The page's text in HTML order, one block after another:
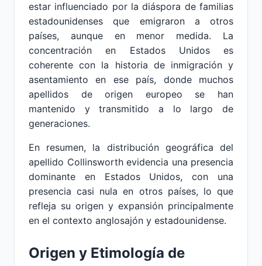
estar influenciado por la diáspora de familias
estadounidenses que emigraron a otros
países, aunque en menor medida. La
concentración en Estados Unidos es
coherente con la historia de inmigración y
asentamiento en ese país, donde muchos
apellidos de origen europeo se han
mantenido y transmitido a lo largo de
generaciones.
En resumen, la distribución geográfica del
apellido Collinsworth evidencia una presencia
dominante en Estados Unidos, con una
presencia casi nula en otros países, lo que
refleja su origen y expansión principalmente
en el contexto anglosajón y estadounidense.
Origen y Etimología de